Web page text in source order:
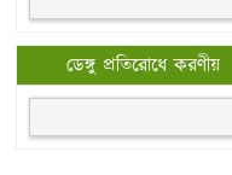
ডেঙ্গু প্রতিরোধে করণীয়